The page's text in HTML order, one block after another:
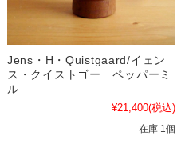
Jens・H・Quistgaard/イェン
ス・クイストゴー ペッパーミ
ル
¥21,400(税込)
在庫 1個